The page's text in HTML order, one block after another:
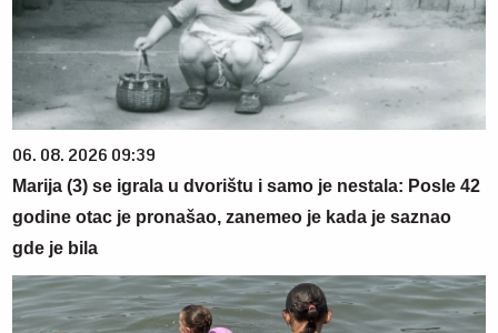
06. 08. 2026 09:39
Marija (3) se igrala u dvorištu i samo je nestala: Posle 42
godine otac je pronašao, zanemeo je kada je saznao
gde je bila